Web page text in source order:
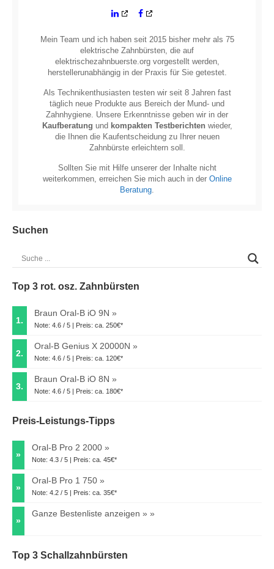
Mein Team und ich haben seit 2015 bisher mehr als 75
elektrische Zahnbürsten, die auf
elektrischezahnbuerste.org vorgestellt werden,
herstellerunabhängig in der Praxis für Sie getestet.
Als Technikenthusiasten testen wir seit 8 Jahren fast
täglich neue Produkte aus Bereich der Mund- und
Zahnhygiene. Unsere Erkenntnisse geben wir in der
Kaufberatung und kompakten Testberichten wieder,
die Ihnen die Kaufentscheidung zu Ihrer neuen
Zahnbürste erleichtern soll.
Sollten Sie mit Hilfe unserer der Inhalte nicht
weiterkommen, erreichen Sie mich auch in der Online
Beratung.
Suchen
Top 3 rot. osz. Zahnbürsten
1.
Braun Oral-B iO 9N
Note: 4.6 / 5 | Preis: ca. 250€*
2.
Oral-B Genius X 20000N
Note: 4.6 / 5 | Preis: ca. 120€*
3.
Braun Oral-B iO 8N
Note: 4.6 / 5 | Preis: ca. 180€*
Preis-Leistungs-Tipps
»
Oral-B Pro 2 2000
Note: 4.3 / 5 | Preis: ca. 45€*
»
Oral-B Pro 1 750
Note: 4.2 / 5 | Preis: ca. 35€*
»
Ganze Bestenliste anzeigen »
Top 3 Schallzahnbürsten